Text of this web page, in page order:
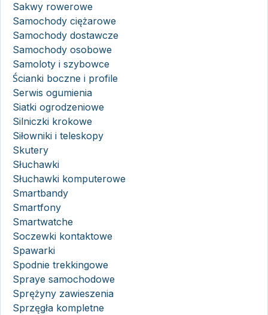
Sakwy rowerowe
Samochody ciężarowe
Samochody dostawcze
Samochody osobowe
Samoloty i szybowce
Ścianki boczne i profile
Serwis ogumienia
Siatki ogrodzeniowe
Silniczki krokowe
Siłowniki i teleskopy
Skutery
Słuchawki
Słuchawki komputerowe
Smartbandy
Smartfony
Smartwatche
Soczewki kontaktowe
Spawarki
Spodnie trekkingowe
Spraye samochodowe
Sprężyny zawieszenia
Sprzęgła kompletne